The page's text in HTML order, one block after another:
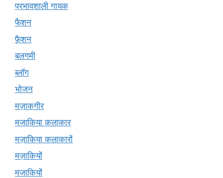
प्रभावशाली गायक
फैशन
फ़ैशन
बलगमी
ब्लॉग
भोजन
मज़ाकगीर
मजाकिया कलाकार
मज़ाकिया कलाकारों
मज़ाकियों
मजाकियों